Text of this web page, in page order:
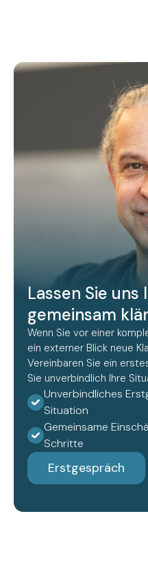
Lassen Sie
gemeinsam
Wenn Sie vor einer
ein externer Blick neue
Vereinbaren Sie ein
Sie unverbindlich Ihre
Unverbindliches
Situation
Gemeinsame
Schritte
Erstgespräch